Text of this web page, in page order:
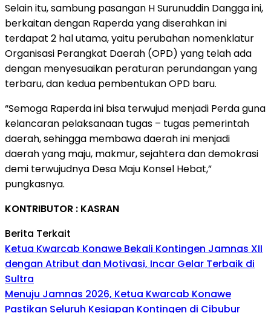
Selain itu, sambung pasangan H Surunuddin Dangga ini,
berkaitan dengan Raperda yang diserahkan ini
terdapat 2 hal utama, yaitu perubahan nomenklatur
Organisasi Perangkat Daerah (OPD) yang telah ada
dengan menyesuaikan peraturan perundangan yang
terbaru, dan kedua pembentukan OPD baru.
“Semoga Raperda ini bisa terwujud menjadi Perda guna
kelancaran pelaksanaan tugas – tugas pemerintah
daerah, sehingga membawa daerah ini menjadi
daerah yang maju, makmur, sejahtera dan demokrasi
demi terwujudnya Desa Maju Konsel Hebat,”
pungkasnya.
KONTRIBUTOR : KASRAN
Berita Terkait
Ketua Kwarcab Konawe Bekali Kontingen Jamnas XII
dengan Atribut dan Motivasi, Incar Gelar Terbaik di
Sultra
Menuju Jamnas 2026, Ketua Kwarcab Konawe
Pastikan Seluruh Kesiapan Kontingen di Cibubur